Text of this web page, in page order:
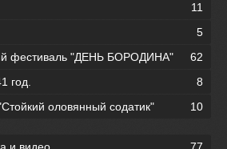
11
5
фестиваль "ДЕНЬ БОРОДИНА"
62
год.
8
оловянный содатик"
10